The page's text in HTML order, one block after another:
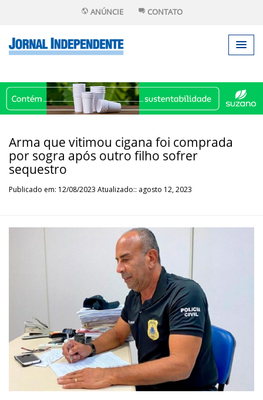
ANÚNCIE CONTATO
Arma que vitimou cigana foi comprada
por sogra após outro filho sofrer
sequestro
Publicado em: 12/08/2023 Atualizado:: agosto 12, 2023